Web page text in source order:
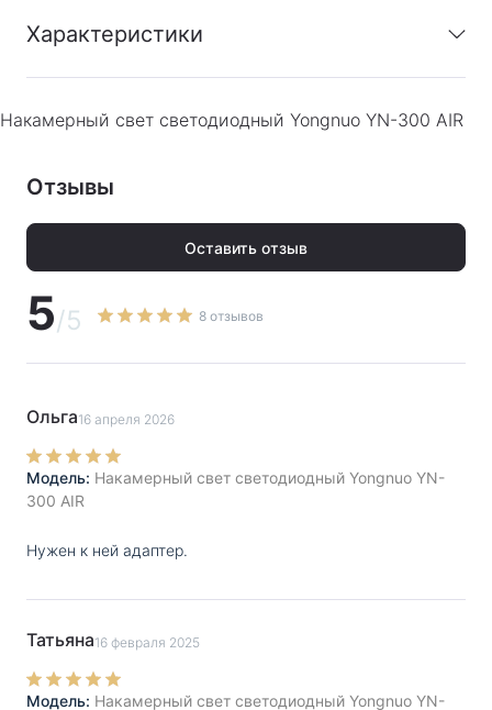
Характеристики
Гарантия: Гарантия производителя 1 год.
PDF
Накамерный свет светодиодный Yongnuo YN-300 AIR
Отзывы
5/5 8 отзывов
Оставить отзыв
Ольга16 апреля 2026
Модель: Накамерный свет светодиодный Yongnuo YN-
300 AIR
Нужен к ней адаптер.
Татьяна16 февраля 2025
Модель: Накамерный свет светодиодный Yongnuo YN-